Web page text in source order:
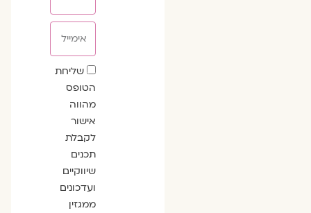
שדה
הסכמה
שליחת
הטופס
מהווה
אישור
לקבלת
תכנים
שיווקיים
ועדכונים
ממגזין